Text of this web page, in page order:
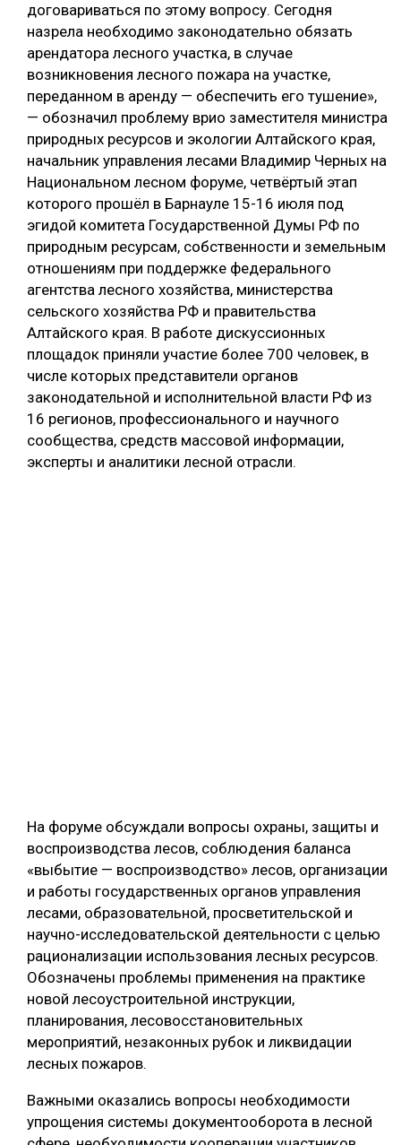
договариваться по этому вопросу. Сегодня
назрела необходимо законодательно обязать
арендатора лесного участка, в случае
возникновения лесного пожара на участке,
переданном в аренду — обеспечить его тушение»,
— обозначил проблему врио заместителя министра
природных ресурсов и экологии Алтайского края,
начальник управления лесами Владимир Черных на
Национальном лесном форуме, четвёртый этап
которого прошёл в Барнауле 15-16 июля под
эгидой комитета Государственной Думы РФ по
природным ресурсам, собственности и земельным
отношениям при поддержке федерального
агентства лесного хозяйства, министерства
сельского хозяйства РФ и правительства
Алтайского края. В работе дискуссионных
площадок приняли участие более 700 человек, в
числе которых представители органов
законодательной и исполнительной власти РФ из
16 регионов, профессионального и научного
сообщества, средств массовой информации,
эксперты и аналитики лесной отрасли.
На форуме обсуждали вопросы охраны, защиты и
воспроизводства лесов, соблюдения баланса
«выбытие — воспроизводство» лесов, организации
и работы государственных органов управления
лесами, образовательной, просветительской и
научно-исследовательской деятельности с целью
рационализации использования лесных ресурсов.
Обозначены проблемы применения на практике
новой лесоустроительной инструкции,
планирования, лесовосстановительных
мероприятий, незаконных рубок и ликвидации
лесных пожаров.
Важными оказались вопросы необходимости
упрощения системы документооборота в лесной